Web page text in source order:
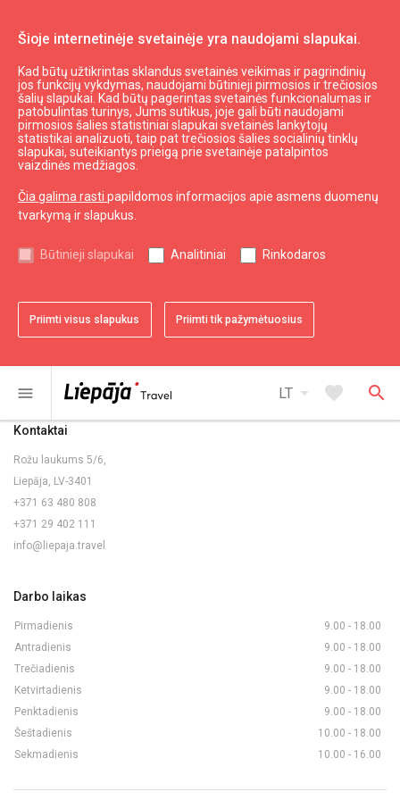
Šioje internetinėje svetainėje yra naudojami slapukai.
Kad būtų užtikrintas sklandus svetainės veikimas ir pagrindinių
jos funkcijų vykdymas, naudojami būtinieji pirmosios ir trečiosios
šalių slapukai. Kad būtų pagerintas svetainės funkcionalumas ir
patobulintas turinys, Jums sutikus, joje gali būti naudojami
pirmosios šalies statistiniai slapukai svetainės lankytojų
statistikai analizuoti, taip pat trečiosios šalies socialinių tinklų
slapukai, suteikiantys prieigą prie svetainėje patalpintos
vaizdinės medžiagos.
Čia galima rasti papildomos informacijos apie asmens duomenų
tvarkymą ir slapukus.
Būtinieji slapukai Analitiniai Rinkodaros
Priimti visus slapukus Priimti tik pažymėtuosius
menu LT arrow_drop_down favorite search
Autobusų stotelė "Siena tirgus"
Į viršų expand_less
Informacija
Turizmas Latvijoje
Turizmas Kuržemėje
Naudingas
Žemėlapiai ir Brošiūros
Kontaktai
Rožu laukums 5/6,
Liepāja, LV-3401
+371 63 480 808
+371 29 402 111
info@liepaja.travel
Darbo laikas
Pirmadienis
9.00 - 18.00
Antradienis
9.00 - 18.00
Trečiadienis
9.00 - 18.00
Ketvirtadienis
9.00 - 18.00
Penktadienis
9.00 - 18.00
Šeštadienis
10.00 - 18.00
Sekmadienis
10.00 - 16.00